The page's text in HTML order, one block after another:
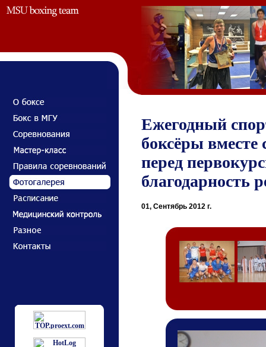
Ежегодный
боксёры
перед
благодарность
01, Сентябрь 2012 г.